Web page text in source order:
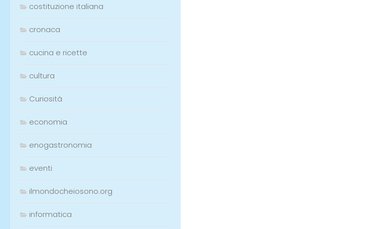
costituzione italiana
cronaca
cucina e ricette
cultura
Curiosità
economia
enogastronomia
eventi
ilmondocheiosono.org
informatica